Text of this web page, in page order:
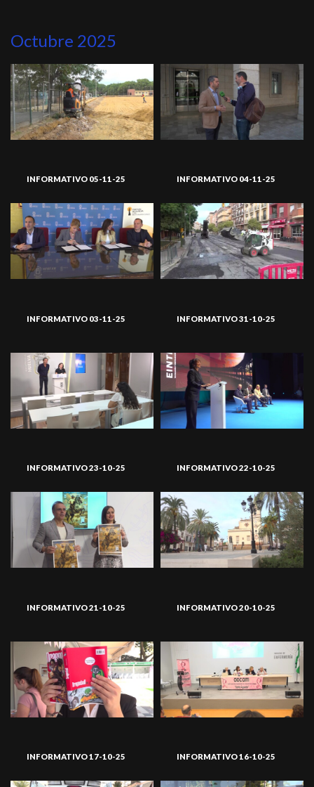
Octubre 2025
INFORMATIVO 05-11-25 INFORMATIVO 04-11-25
INFORMATIVO 03-11-25 INFORMATIVO 31-10-25
INFORMATIVO 23-10-25 INFORMATIVO 22-10-25
INFORMATIVO 21-10-25 INFORMATIVO 20-10-25
INFORMATIVO 17-10-25 INFORMATIVO 16-10-25